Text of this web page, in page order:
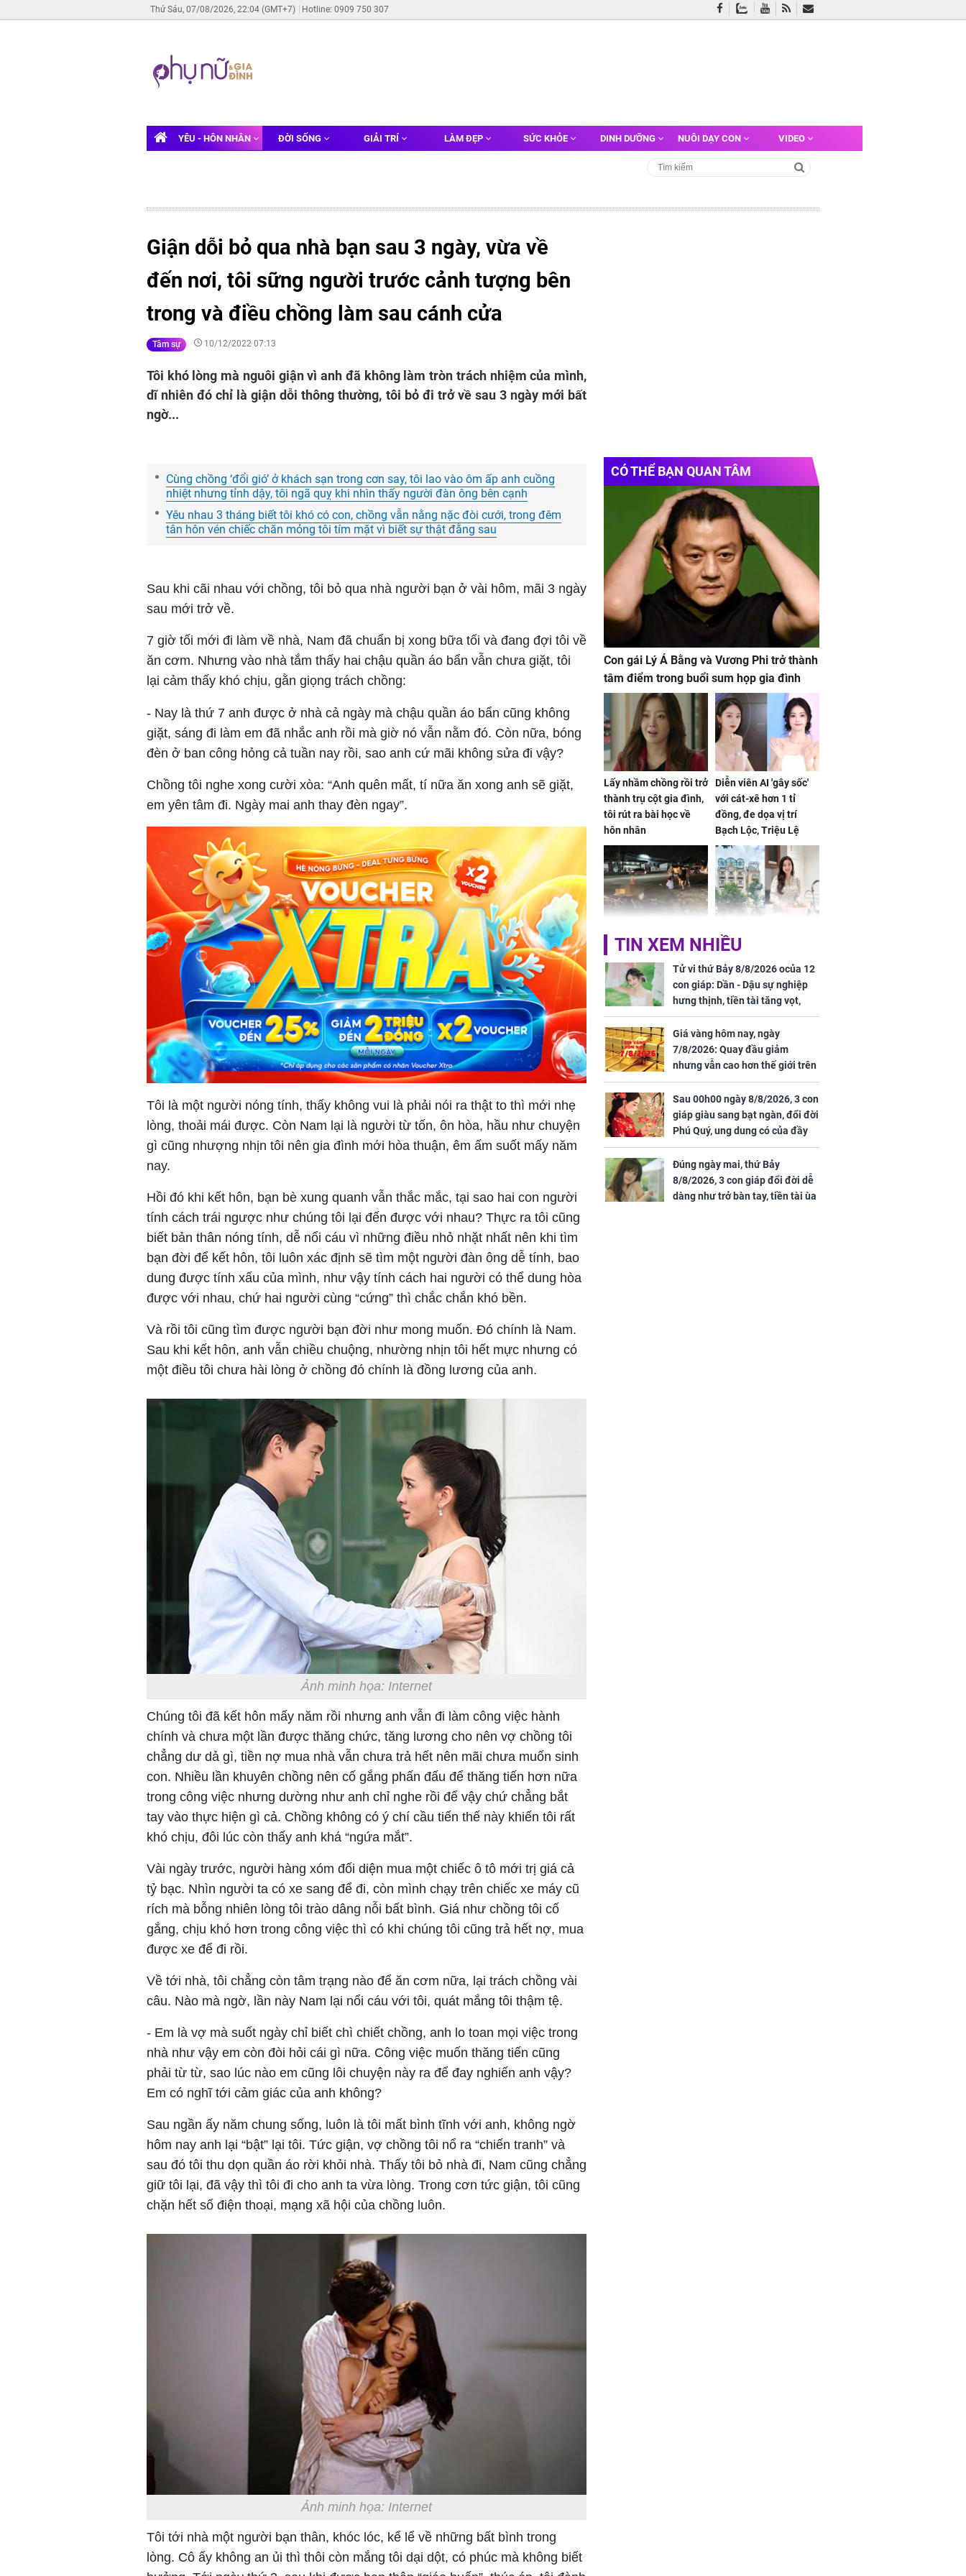
Thứ Sáu, 07/08/2026, 22:04 (GMT+7) Hotline: 0909 750 307
YÊU - HÔN NHÂN ĐỜI SỐNG GIẢI TRÍ LÀM ĐẸP SỨC KHỎE DINH DƯỠNG NUÔI DẠY CON VIDEO
Giận dỗi bỏ qua nhà bạn sau 3 ngày, vừa về
đến nơi, tôi sững người trước cảnh tượng bên
trong và điều chồng làm sau cánh cửa
Tâm sự 10/12/2022 07:13
Tôi khó lòng mà nguôi giận vì anh đã không làm tròn trách nhiệm của mình,
dĩ nhiên đó chỉ là giận dỗi thông thường, tôi bỏ đi trở về sau 3 ngày mới bất
ngờ...
Cùng chồng ‘đổi gió’ ở khách sạn trong cơn say, tôi lao vào ôm ấp anh cuồng
nhiệt nhưng tỉnh dậy, tôi ngã quỵ khi nhìn thấy người đàn ông bên cạnh
Yêu nhau 3 tháng biết tôi khó có con, chồng vẫn nằng nặc đòi cưới, trong đêm
tân hôn vén chiếc chăn mỏng tôi tím mặt vì biết sự thật đằng sau
Sau khi cãi nhau với chồng, tôi bỏ qua nhà người bạn ở vài hôm, mãi 3 ngày
sau mới trở về.
7 giờ tối mới đi làm về nhà, Nam đã chuẩn bị xong bữa tối và đang đợi tôi về
ăn cơm. Nhưng vào nhà tắm thấy hai chậu quần áo bẩn vẫn chưa giặt, tôi
lại cảm thấy khó chịu, gằn giọng trách chồng:
- Nay là thứ 7 anh được ở nhà cả ngày mà chậu quần áo bẩn cũng không
giặt, sáng đi làm em đã nhắc anh rồi mà giờ nó vẫn nằm đó. Còn nữa, bóng
đèn ở ban công hỏng cả tuần nay rồi, sao anh cứ mãi không sửa đi vậy?
Chồng tôi nghe xong cười xòa: “Anh quên mất, tí nữa ăn xong anh sẽ giặt,
em yên tâm đi. Ngày mai anh thay đèn ngay”.
Tôi là một người nóng tính, thấy không vui là phải nói ra thật to thì mới nhẹ
lòng, thoải mái được. Còn Nam lại là người từ tốn, ôn hòa, hầu như chuyện
gì cũng nhượng nhịn tôi nên gia đình mới hòa thuận, êm ấm suốt mấy năm
nay.
Hồi đó khi kết hôn, bạn bè xung quanh vẫn thắc mắc, tại sao hai con người
tính cách trái ngược như chúng tôi lại đến được với nhau? Thực ra tôi cũng
biết bản thân nóng tính, dễ nổi cáu vì những điều nhỏ nhặt nhất nên khi tìm
bạn đời để kết hôn, tôi luôn xác định sẽ tìm một người đàn ông dễ tính, bao
dung được tính xấu của mình, như vậy tính cách hai người có thể dung hòa
được với nhau, chứ hai người cùng “cứng” thì chắc chắn khó bền.
Và rồi tôi cũng tìm được người bạn đời như mong muốn. Đó chính là Nam.
Sau khi kết hôn, anh vẫn chiều chuộng, nhường nhịn tôi hết mực nhưng có
một điều tôi chưa hài lòng ở chồng đó chính là đồng lương của anh.
Ảnh minh họa: Internet
Chúng tôi đã kết hôn mấy năm rồi nhưng anh vẫn đi làm công việc hành
chính và chưa một lần được thăng chức, tăng lương cho nên vợ chồng tôi
chẳng dư dả gì, tiền nợ mua nhà vẫn chưa trả hết nên mãi chưa muốn sinh
con. Nhiều lần khuyên chồng nên cố gắng phấn đấu để thăng tiến hơn nữa
trong công việc nhưng dường như anh chỉ nghe rồi để vậy chứ chẳng bắt
tay vào thực hiện gì cả. Chồng không có ý chí cầu tiến thế này khiến tôi rất
khó chịu, đôi lúc còn thấy anh khá “ngứa mắt”.
Vài ngày trước, người hàng xóm đối diện mua một chiếc ô tô mới trị giá cả
tỷ bạc. Nhìn người ta có xe sang để đi, còn mình chạy trên chiếc xe máy cũ
rích mà bỗng nhiên lòng tôi trào dâng nỗi bất bình. Giá như chồng tôi cố
gắng, chịu khó hơn trong công việc thì có khi chúng tôi cũng trả hết nợ, mua
được xe để đi rồi.
Về tới nhà, tôi chẳng còn tâm trạng nào để ăn cơm nữa, lại trách chồng vài
câu. Nào mà ngờ, lần này Nam lại nổi cáu với tôi, quát mắng tôi thậm tệ.
- Em là vợ mà suốt ngày chỉ biết chì chiết chồng, anh lo toan mọi việc trong
nhà như vậy em còn đòi hỏi cái gì nữa. Công việc muốn thăng tiến cũng
phải từ từ, sao lúc nào em cũng lôi chuyện này ra để đay nghiến anh vậy?
Em có nghĩ tới cảm giác của anh không?
Sau ngần ấy năm chung sống, luôn là tôi mất bình tĩnh với anh, không ngờ
hôm nay anh lại “bật” lại tôi. Tức giận, vợ chồng tôi nổ ra “chiến tranh” và
sau đó tôi thu dọn quần áo rời khỏi nhà. Thấy tôi bỏ nhà đi, Nam cũng chẳng
giữ tôi lại, đã vậy thì tôi đi cho anh ta vừa lòng. Trong cơn tức giận, tôi cũng
chặn hết số điện thoại, mạng xã hội của chồng luôn.
Ảnh minh họa: Internet
Tôi tới nhà một người bạn thân, khóc lóc, kể lể về những bất bình trong
lòng. Cô ấy không an ủi thì thôi còn mắng tôi dại dột, có phúc mà không biết
CÓ THỂ BẠN QUAN TÂM
Con gái Lý Á Bằng và Vương Phi trở thành
tâm điểm trong buổi sum họp gia đình
Lấy nhầm chồng rồi trở
thành trụ cột gia đình,
tôi rút ra bài học về
hôn nhân
Diễn viên AI 'gây sốc'
với cát-xê hơn 1 tỉ
đồng, đe dọa vị trí
Bạch Lộc, Triệu Lệ
Dĩnh
TP.HCM: Nữ công nhân
tử vong trên đường đi
làm về trong khu công
nghiệp Sóng Thần
Đỗ Mỹ Linh hé lộ góc
bếp chill của nhà mới -
cạnh biệt thự bầu Hiển
Sau 00h00 ngày
8/8/2026, 3 con giáp
giàu sang bạt ngàn,
đổi đời Phú Quý, ung
dung có của đầy nhà,
ngày càng hưng thịnh
sung túc
TIN XEM NHIỀU
Tử vi thứ Bảy 8/8/2026 ocủa 12
con giáp: Dần - Dậu sự nghiệp
hưng thịnh, tiền tài tăng vọt,
Mão - Thân công việc bất trắc,
tiền mất tật mang
Giá vàng hôm nay, ngày
7/8/2026: Quay đầu giảm
nhưng vẫn cao hơn thế giới trên
7 triệu đồng
Sau 00h00 ngày 8/8/2026, 3 con
giáp giàu sang bạt ngàn, đổi đời
Phú Quý, ung dung có của đầy
nhà, ngày càng hưng thịnh sung
túc
Đúng ngày mai, thứ Bảy
8/8/2026, 3 con giáp đổi đời dễ
dàng như trở bàn tay, tiền tài ùa